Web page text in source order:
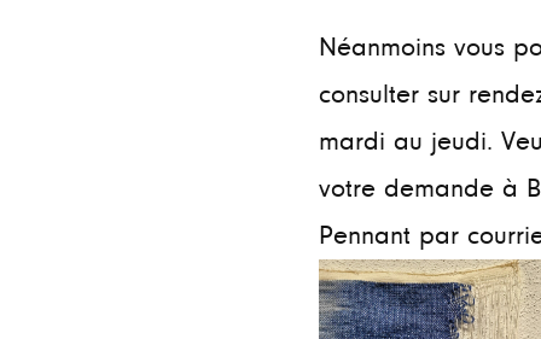
Néanmoins vous
consulter sur
mardi au jeudi.
votre demande à
Pennant par